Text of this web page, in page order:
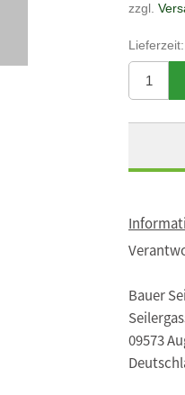
zzgl.
Lieferzeit:
Bauer
09573